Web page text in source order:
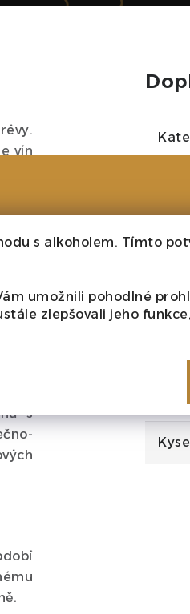
s alkoholem. Tímto
umožnili pohodlné
zlepšovali jeho
vín
600
s
Cukr